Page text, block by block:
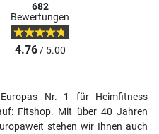
682
Bewertungen
4.76/ 5.00
Nr. 1 für Heimfitness
Fitshop. Mit über 40 Jahren
stehen wir Ihnen auch